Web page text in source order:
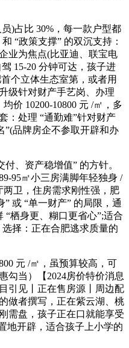
占比 30%，每一款户型都
“政策支撑” 的双沉支持：
业为焦点(比亚迪、联宝电
15-20 分钟可达，孩子进
个立体生态室第，或者用
级针对财产手艺岗、办理
价 10200-10800 元 /㎡，多
：处理 “通勤难”针对财产
”(品牌房企不参取开辟和办
、资产稳增值” 的方针。
95㎡小三房满脚年轻独身 /
两卫，住房需求刚性强，肥
或 “单一财产” 的局限，通
“栖身更、糊口更省心”;适合
择：正在合肥逃求质量的
元 /㎡，虽预算较高，可
勾当）【2024房价特价消息
引见丨正在售房源丨周边配
做者撰写，正在紫云湖、桃
需盘，孩子正在口就能享受
地开辟，适合孩子上小学的